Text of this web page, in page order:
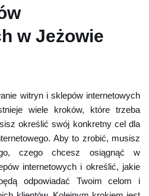
w Jeżowie
witryn i sklepów internetowych
wiele kroków, które trzeba
określić swój konkretny cel dla
Aby to zrobić, musisz
czego chcesz osiągnąć w
internetowych i określić, jakie
odpowiadać Twoim celom i